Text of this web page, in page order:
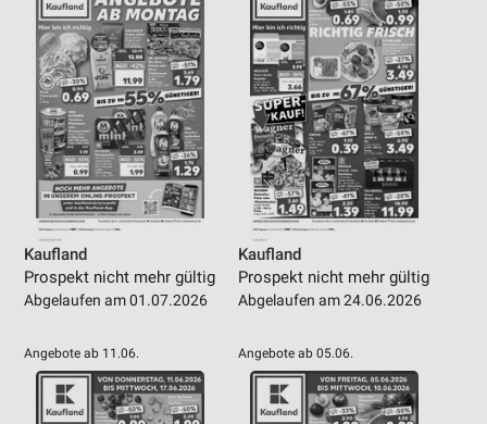
Kaufland
Prospekt nicht mehr gültig
Abgelaufen am 01.07.2026
Kaufland
Prospekt nicht mehr gültig
Abgelaufen am 24.06.2026
Angebote ab 11.06. Angebote ab 05.06.